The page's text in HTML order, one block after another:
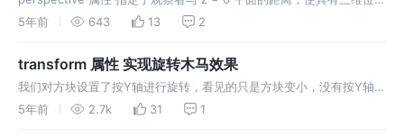
变换的元素产生透视效果。 属性 transform-style 设置元素的子元素是
rotateX()元素围绕 x轴 旋转。…
5年前 643 13 2
transform 属性 实现旋转木马效果
我们对方块设置了按Y轴进行旋转，看见的只是方块变小，没有按Y轴旋
转。是因为现在还是处于2D视角，没有透视效果。 perspective 属性
5年前 2.7k 31 1